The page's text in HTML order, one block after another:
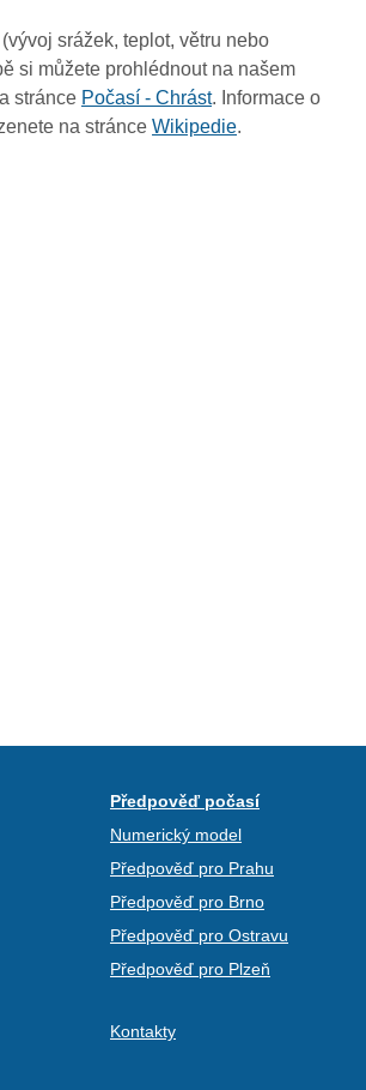
srážek, teplot, větru nebo
si můžete prohlédnout na našem
stránce Počasí - Chrást. Informace o
na stránce Wikipedie.
Předpověď počasí
Numerický model
Předpověď pro Prahu
Předpověď pro Brno
Předpověď pro Ostravu
Předpověď pro Plzeň
Kontakty